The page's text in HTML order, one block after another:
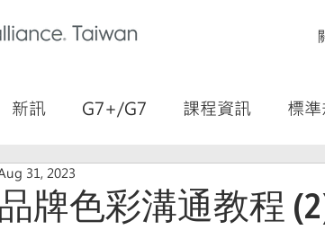
新訊 G7+/G7 課程資訊 標
Recap
品牌色彩溝通教程
31, 2023